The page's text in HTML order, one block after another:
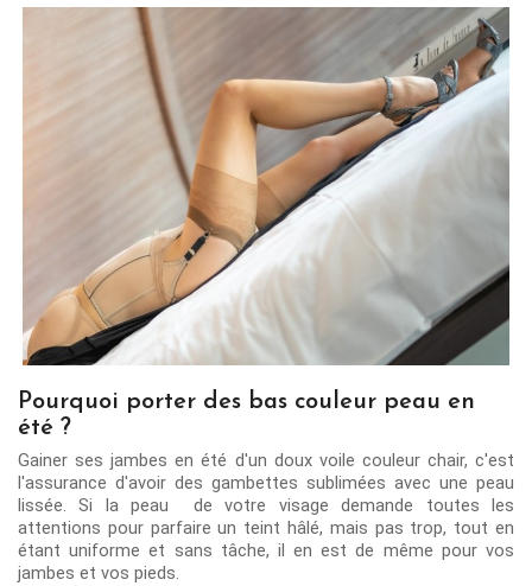
Pourquoi porter des bas couleur peau en
été ?
Gainer ses jambes en été d'un doux voile couleur chair, c'est
l'assurance d'avoir des gambettes sublimées avec une peau
lissée. Si la peau de votre visage demande toutes les
attentions pour parfaire un teint hâlé, mais pas trop, tout en
étant uniforme et sans tâche, il en est de même pour vos
jambes et vos pieds.